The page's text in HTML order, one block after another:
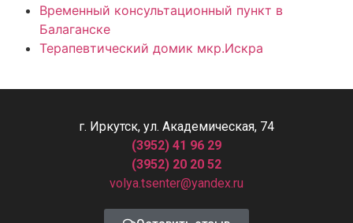
Временный консультационный пункт в
Балаганске
Терапевтический домик мкр.Искра
г. Иркутск, ул. Академическая, 74
(3952) 41 96 29
(3952) 20 20 52
volya.tsenter@yandex.ru